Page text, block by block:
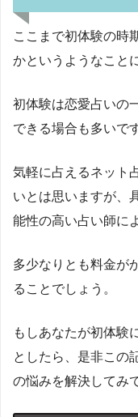
ここまで初体験の時
かというようなこと
初体験は恋愛占いの
できる場合も多いで
気軽に占えるネット
いとは思いますが、
能性の高い占い師に
多少なりとも料金が
ることでしょう。
もしあなたが初体験
としたら、是非この
の悩みを解決してみ